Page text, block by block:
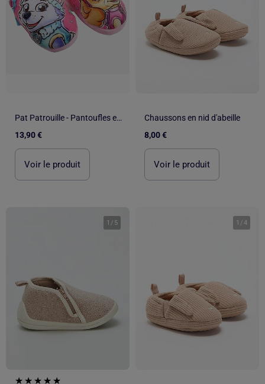
Pat Patrouille - Pantoufles enfant à motif
13,90 €
Voir le produit
Chaussons en nid d'abeille
8,00 €
Voir le produit
1 / 5 1 /4